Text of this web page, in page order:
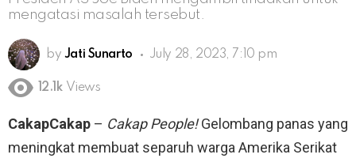
mengatasi masalah tersebut.
by Jati Sunarto July 28, 2023, 7:10 pm
12.1k Views
CakapCakap – Cakap People!Gelombang panas yang
meningkat membuat separuh warga Amerika Serikat